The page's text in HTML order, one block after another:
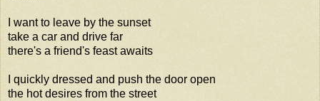
I want to leave by the sunset
take a car and drive far
there's a friend's feast awaits
I quickly dressed and push the door open
the hot desires from the street